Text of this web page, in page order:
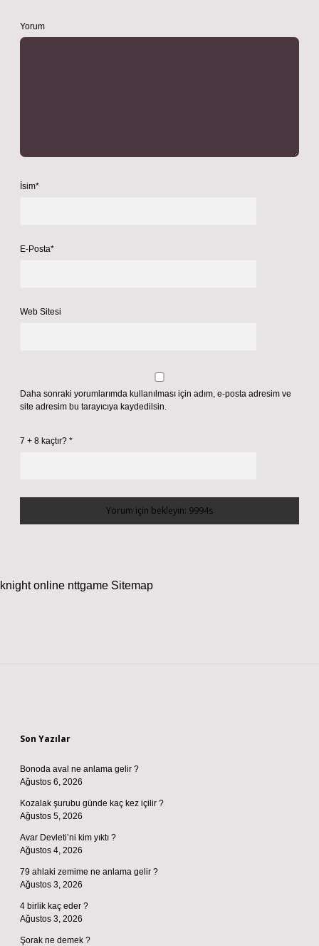
Yorum
İsim*
E-Posta*
Web Sitesi
Daha sonraki yorumlarımda kullanılması için adım, e-posta adresim ve
site adresim bu tarayıcıya kaydedilsin.
7 + 8 kaçtır? *
knight online nttgame Sitemap
Son Yazılar
Bonoda aval ne anlama gelir ?
Ağustos 6, 2026
Kozalak şurubu günde kaç kez içilir ?
Ağustos 5, 2026
Avar Devleti’ni kim yıktı ?
Ağustos 4, 2026
79 ahlaki zemime ne anlama gelir ?
Ağustos 3, 2026
4 birlik kaç eder ?
Ağustos 3, 2026
Şorak ne demek ?